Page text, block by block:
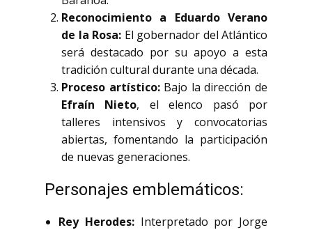
Reconocimiento a Eduardo Verano
de la Rosa: El gobernador del Atlántico
será destacado por su apoyo a esta
tradición cultural durante una década.
Proceso artístico:Bajo la dirección de
Efraín Nieto, el elenco pasó por
talleres intensivos y convocatorias
abiertas, fomentando la participación
de nuevas generaciones.
Personajes emblemáticos:
Rey Herodes:Interpretado por Jorge